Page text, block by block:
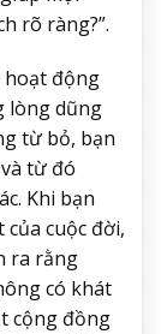
rõ ràng?”.
hoạt động
lòng dũng
từ bỏ, bạn
từ đó
Khi bạn
cuộc đời,
ra rằng
có khát
cộng đồng